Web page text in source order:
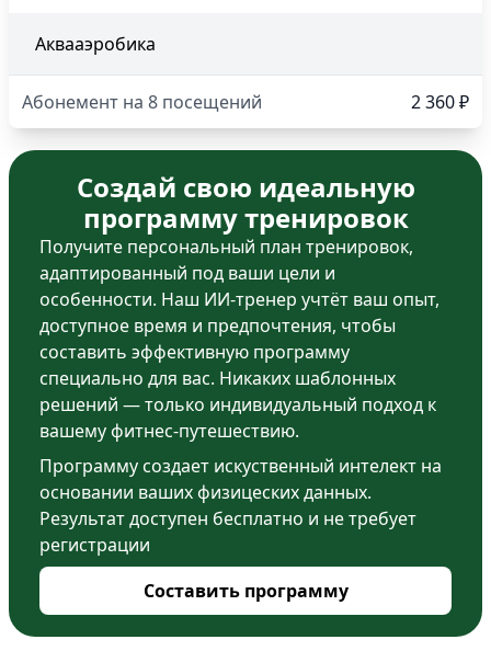
Аквааэробика
Абонемент на 8 посещений 2 360 ₽
Создай свою идеальную
программу тренировок
Получите персональный план тренировок,
адаптированный под ваши цели и
особенности. Наш ИИ-тренер учтёт ваш опыт,
доступное время и предпочтения, чтобы
составить эффективную программу
специально для вас. Никаких шаблонных
решений — только индивидуальный подход к
вашему фитнес-путешествию.
Программу создает искуственный интелект на
основании ваших физицеских данных.
Результат доступен бесплатно и не требует
регистрации
Составить программу